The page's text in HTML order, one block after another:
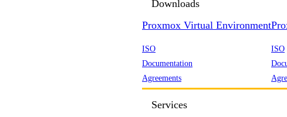
Downloads
Proxmox Virtual Environment
ISO
Documentation
Agreements
ISO
Services